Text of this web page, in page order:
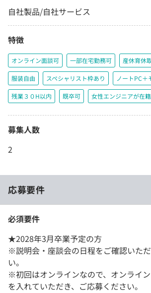
自社製品/自社サービス
特徴
オンライン面談可 一部在宅勤務可 産休育休
服装自由 スペシャリスト枠あり ノートPC
残業３０H以内 既卒可 女性エンジニアが在籍
募集人数
2
応募要件
必須要件
★2028年3月卒業予定の方
※説明会・座談会の日程をご確認いた
い。
※初回はオンラインなので、オンライ
を入れていただき、ご応募ください。